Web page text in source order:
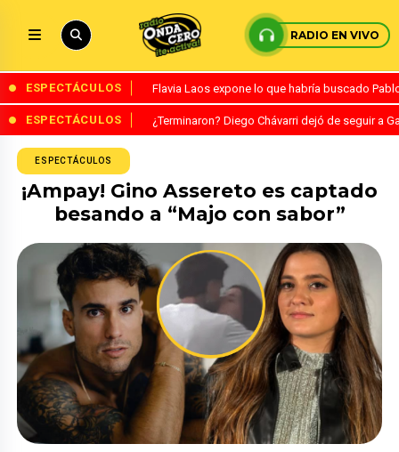
RADIO EN VIVO
ESPECTÁCULOS Flavia Laos expone lo que habría buscado
ESPECTÁCULOS ¿Terminaron? Diego Chávarri dejó de seguir a
ESPECTÁCULOS
¡Ampay! Gino Assereto es captado
besando a “Majo con sabor”